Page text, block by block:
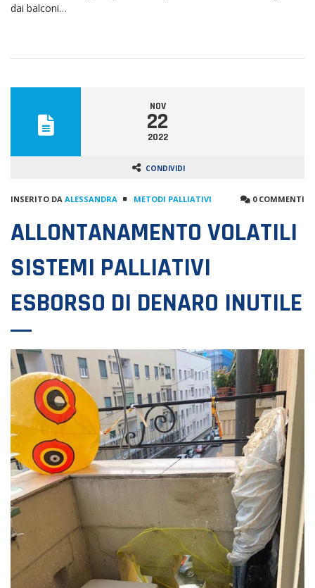
dai balconi…
NOV
22
2022
CONDIVIDI
INSERITO DA ALESSANDRA METODI PALLIATIVI 0 COMMENTI
ALLONTANAMENTO VOLATILI
SISTEMI PALLIATIVI
ESBORSO DI DENARO INUTILE